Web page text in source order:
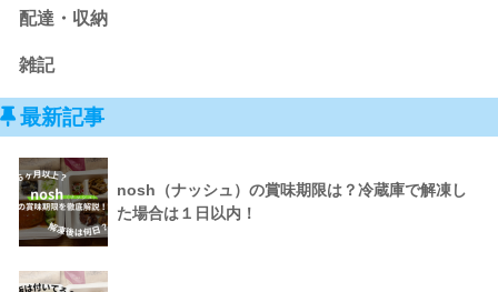
配達・収納
雑記
最新記事
nosh（ナッシュ）の賞味期限は？冷蔵庫で解凍し
た場合は１日以内！